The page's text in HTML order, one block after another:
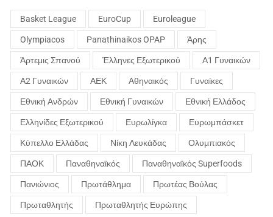
Basket League EuroCup Euroleague
Olympiacos Panathinaikos OPAP Άρης
Άρτεμις Σπανού Έλληνες Εξωτερικού Α1 Γυναικών
Α2 Γυναικών ΑΕΚ Αθηναικός Γυναίκες
Εθνική Ανδρών Εθνική Γυναικών Εθνική Ελλάδος
Ελληνίδες Εξωτερικού Ευρωλίγκα Ευρωμπάσκετ
Κύπελλο Ελλάδας Νίκη Λευκάδας Ολυμπιακός
ΠΑΟΚ Παναθηναϊκός Παναθηναϊκός Superfoods
Πανιώνιος Πρωτάθλημα Πρωτέας Βούλας
Πρωταθλητής Πρωταθλητής Ευρώπης